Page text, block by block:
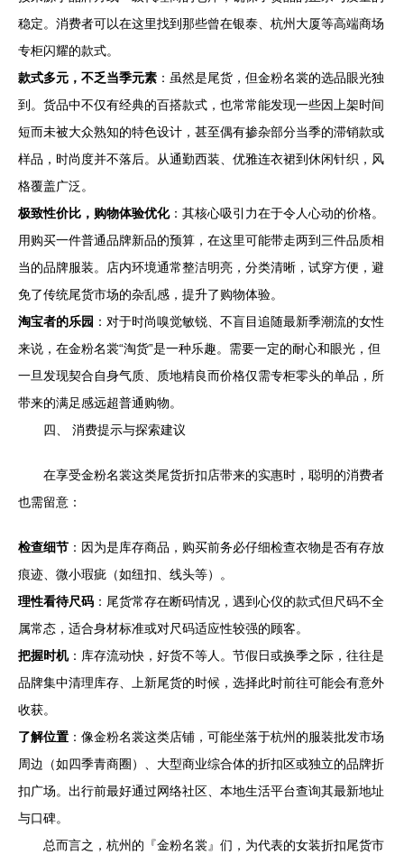
稳定。消费者可以在这里找到那些曾在银泰、杭州大厦等高端商场
专柜闪耀的款式。
款式多元，不乏当季元素 ：虽然是尾货，但金粉名裳的选品眼光独
到。货品中不仅有经典的百搭款式，也常常能发现一些因上架时间
短而未被大众熟知的特色设计，甚至偶有掺杂部分当季的滞销款或
样品，时尚度并不落后。从通勤西装、优雅连衣裙到休闲针织，风
格覆盖广泛。
极致性价比，购物体验优化：其核心吸引力在于令人心动的价格。
用购买一件普通品牌新品的预算，在这里可能带走两到三件品质相
当的品牌服装。店内环境通常整洁明亮，分类清晰，试穿方便，避
免了传统尾货市场的杂乱感，提升了购物体验。
淘宝者的乐园 ：对于时尚嗅觉敏锐、不盲目追随最新季潮流的女性
来说，在金粉名裳“淘货”是一种乐趣。需要一定的耐心和眼光，但
一旦发现契合自身气质、质地精良而价格仅需专柜零头的单品，所
带来的满足感远超普通购物。
四、 消费提示与探索建议
在享受金粉名裳这类尾货折扣店带来的实惠时，聪明的消费者
也需留意：
检查细节 ：因为是库存商品，购买前务必仔细检查衣物是否有存放
痕迹、微小瑕疵（如纽扣、线头等）。
理性看待尺码 ：尾货常存在断码情况，遇到心仪的款式但尺码不全
属常态，适合身材标准或对尺码适应性较强的顾客。
把握时机：库存流动快，好货不等人。节假日或换季之际，往往是
品牌集中清理库存、上新尾货的时候，选择此时前往可能会有意外
收获。
了解位置 ：像金粉名裳这类店铺，可能坐落于杭州的服装批发市场
周边（如四季青商圈）、大型商业综合体的折扣区或独立的品牌折
扣广场。出行前最好通过网络社区、本地生活平台查询其最新地址
与口碑。
总而言之，杭州的『金粉名裳』们，为代表的女装折扣尾货市